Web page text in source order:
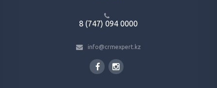
8 (747) 094 0000
info@crmexpert.kz